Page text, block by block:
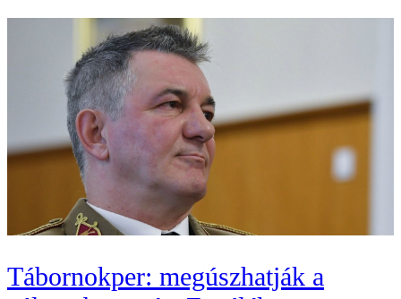
Tábornokper: megúszhatják a